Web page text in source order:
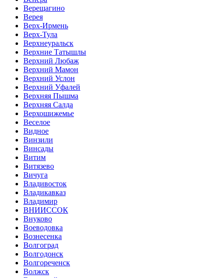
Верещагино
Верея
Верх-Ирмень
Верх-Тула
Верхнеуральск
Верхние Татышлы
Верхний Любаж
Верхний Мамон
Верхний Услон
Верхний Уфалей
Верхняя Пышма
Верхняя Салда
Верхошижемье
Веселое
Видное
Винзили
Винсады
Витим
Витязево
Вичуга
Владивосток
Владикавказ
Владимир
ВНИИССОК
Внуково
Воеводовка
Вознесенка
Волгоград
Волгодонск
Волгореченск
Волжск